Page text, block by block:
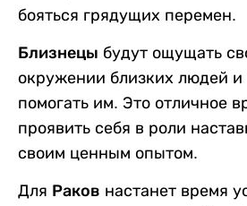
бояться грядущих перемен.
Близнецы будут ощущать
окружении близких людей и
помогать им. Это отличное
проявить себя в роли
своим ценным опытом.
Для Раков настанет время